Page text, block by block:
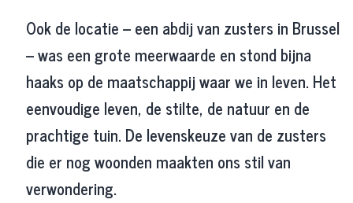
Ook de locatie – een abdij van zusters in Brussel
– was een grote meerwaarde en stond bijna
haaks op de maatschappij waar we in leven. Het
eenvoudige leven, de stilte, de natuur en de
prachtige tuin. De levenskeuze van de zusters
die er nog woonden maakten ons stil van
verwondering.